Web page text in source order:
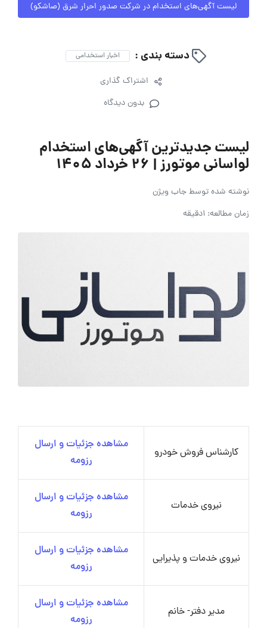
لیست آگهی‌های استخدام در شرکت صدور احرار شرق (صاشکو)
دسته بندی : اخبار استخدامی
اشتراک گذاری
بدون دیدگاه
لیست جدیدترین آگهی‌های استخدام
لواسانی موتورز | ۲۶ خرداد ۱۴۰۵
نوشته شده توسطجاب ویژن
زمان مطالعه: 1دقیقه
کارشناس فروش خودرو
مشاهده جزئیات و ارسال
رزومه
نیروی خدمات
مشاهده جزئیات و ارسال
رزومه
نیروی خدمات و پذیرایی
مشاهده جزئیات و ارسال
رزومه
مدیر دفتر- خانم
مشاهده جزئیات و ارسال
رزومه